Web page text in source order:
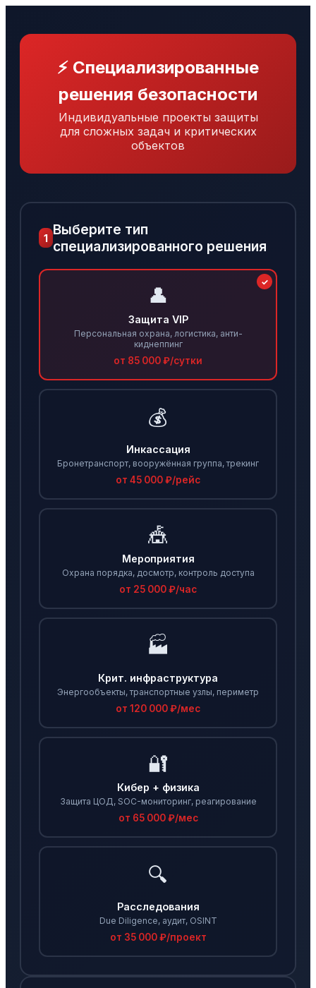
⚡ Специализированные
решения безопасности
Индивидуальные проекты защиты
для сложных задач и критических
объектов
1 Выберите тип
специализированного решения
👤
Защита VIP
Персональная охрана, логистика, анти-
киднеппинг
от 85 000 ₽/сутки
💰
Инкассация
Бронетранспорт, вооружённая группа, трекинг
от 45 000 ₽/рейс
🎪
Мероприятия
Охрана порядка, досмотр, контроль доступа
от 25 000 ₽/час
🏭
Крит. инфраструктура
Энергообъекты, транспортные узлы, периметр
от 120 000 ₽/мес
🔐
Кибер + физика
Защита ЦОД, SOC-мониторинг, реагирование
от 65 000 ₽/мес
🔍
Расследования
Due Diligence, аудит, OSINT
от 35 000 ₽/проект